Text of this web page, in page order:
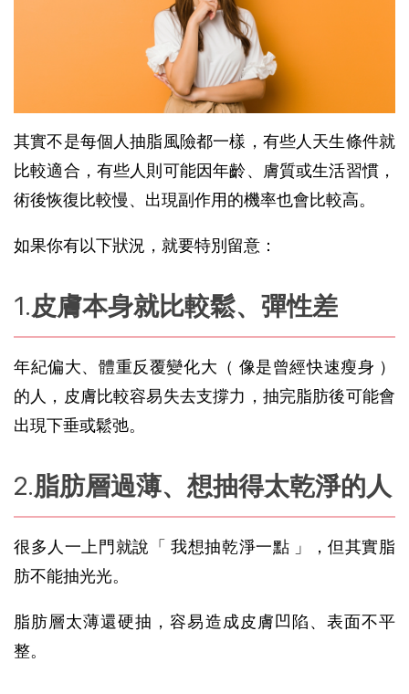
其實不是每個人抽脂風險都一樣，有些人天生條件就
比較適合，有些人則可能因年齡、膚質或生活習慣，
術後恢復比較慢、出現副作用的機率也會比較高。
如果你有以下狀況，就要特別留意：
皮膚本身就比較鬆、彈性差
年紀偏大、體重反覆變化大（ 像是曾經快速瘦身 ）
的人，皮膚比較容易失去支撐力，抽完脂肪後可能會
出現下垂或鬆弛。
脂肪層過薄、想抽得太乾淨的人
很多人一上門就說「 我想抽乾淨一點 」，但其實脂
肪不能抽光光。
脂肪層太薄還硬抽，容易造成皮膚凹陷、表面不平
整。